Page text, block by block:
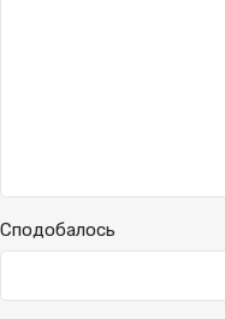
Сподобалось